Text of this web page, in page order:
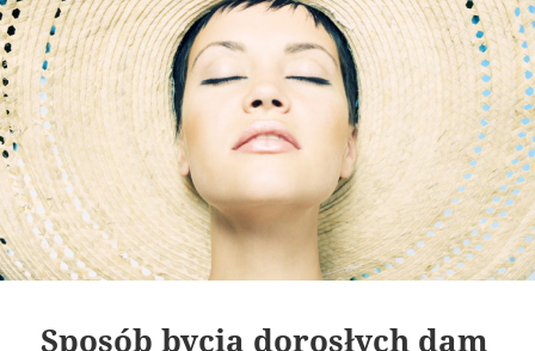
Sposób bycia dorosłych dam